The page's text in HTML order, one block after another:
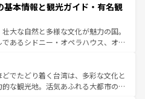
では、音楽と美食が融合した独特の
アメリカの各地域で異なる魅力を楽
性と豊かな歴史を感じることができ
ドトリップや列車の旅も、アメリカ
また、定番の観光地といえばオアフ
求めるならマウイ島やカウアイ島が
グリーンに輝く海をはじめ、豊かな
いる。「アロハスピリット」と呼ば
ルフードやハワイアンミュージッ
スなど、すべてがハワイの魅力を彩
に新しい発見と感動が待っているハ
基本情報と観光ガイド・有名観
大な自然と多様な文化が魅力の国。
あるシドニー・オペラハウス、オー
部にそびえるウルル（エアーズロッ
しい原生林やケアンズの熱帯雨林な
ん。また、カフェやワイン、オージ
でたどり着く台湾は、多彩な文化と
な観光地。活気あふれる大都市の台